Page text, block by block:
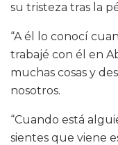
su tristeza tras la
“A él lo conocí
trabajé con él en
muchas cosas y
nosotros.
“Cuando está
sientes que viene